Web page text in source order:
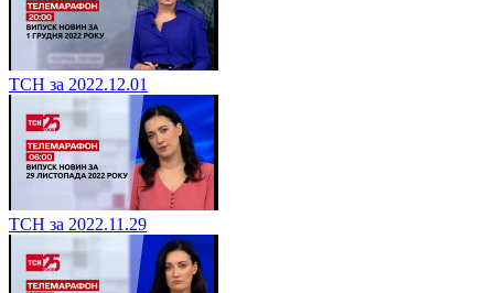
ТСН за 2022.12.01
ТСН за 2022.11.29